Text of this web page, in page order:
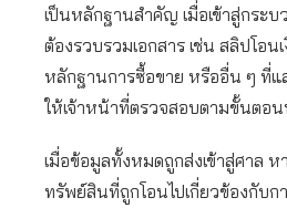
เป็นหลักฐานสำคัญ เมื่อเข้าสู่กระบ
ต้องรวบรวมเอกสาร เช่น สลิปโอ
หลักฐานการซื้อขาย หรืออื่น ๆ ที่แ
ให้เจ้าหน้าที่ตรวจสอบตามขั้นตอ
เมื่อข้อมูลทั้งหมดถูกส่งเข้าสู่ศาล
ทรัพย์สินที่ถูกโอนไปเกี่ยวข้องกับก